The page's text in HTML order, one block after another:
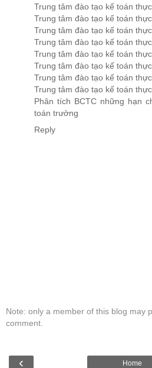
Trung tâm đào tạo kế toán
Trung tâm đào tạo kế toán
Trung tâm đào tạo kế toán
Trung tâm đào tạo kế toán
Trung tâm đào tạo kế toán
Trung tâm đào tạo kế toán
Trung tâm đào tạo kế toán
Trung tâm đào tạo kế toán
Phân tích BCTC những hạn
toán trưởng
Reply
Note: only a member of this blog may
comment.
‹ Home